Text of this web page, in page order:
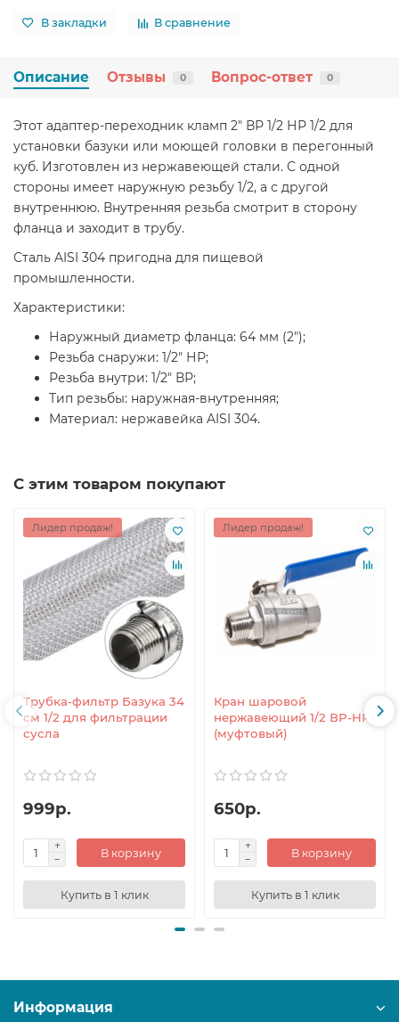
В закладки В сравнение
Описание Отзывы 0 Вопрос-ответ 0
Этот адаптер-переходник кламп 2" ВР 1/2 НР 1/2 для
установки базуки или моющей головки в перегонный
куб. Изготовлен из нержавеющей стали. С одной
стороны имеет наружную резьбу 1/2, а с другой
внутреннюю. Внутренняя резьба смотрит в сторону
фланца и заходит в трубу.
Сталь AISI 304 пригодна для пищевой
промышленности.
Характеристики:
Наружный диаметр фланца: 64 мм (2");
Резьба снаружи: 1/2" НР;
Резьба внутри: 1/2" ВР;
Тип резьбы: наружная-внутренняя;
Материал: нержавейка AISI 304.
С этим товаром покупают
Лидер продаж!
Трубка-фильтр Базука 34
см 1/2 для фильтрации
сусла
999р.
В корзину
Купить в 1 клик
Лидер продаж!
Кран шаровой
нержавеющий 1/2 ВР-НР
(муфтовый)
650р.
В корзину
Купить в 1 клик
Информация